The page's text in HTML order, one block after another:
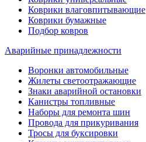
Коврики влаговпитывающие
Коврики бумажные
Подбор ковров
Аварийные принадлежности
Воронки автомобильные
Жилеты светоотражающие
Знаки аварийной остановки
Канистры топливные
Наборы для ремонта шин
Провода для прикуривания
Тросы для буксировки